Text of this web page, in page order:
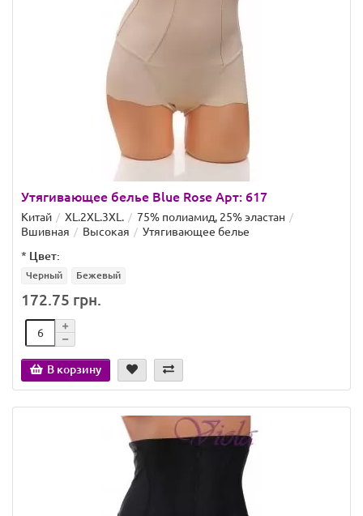
Утягивающее белье Blue Rose Арт: 617
Китай XL.2XL.3XL.
75% полиамид, 25% эластан
Вшивная
Высокая
Утягивающее белье
* Цвет:
Черный Бежевый
172.75 грн.
В корзину